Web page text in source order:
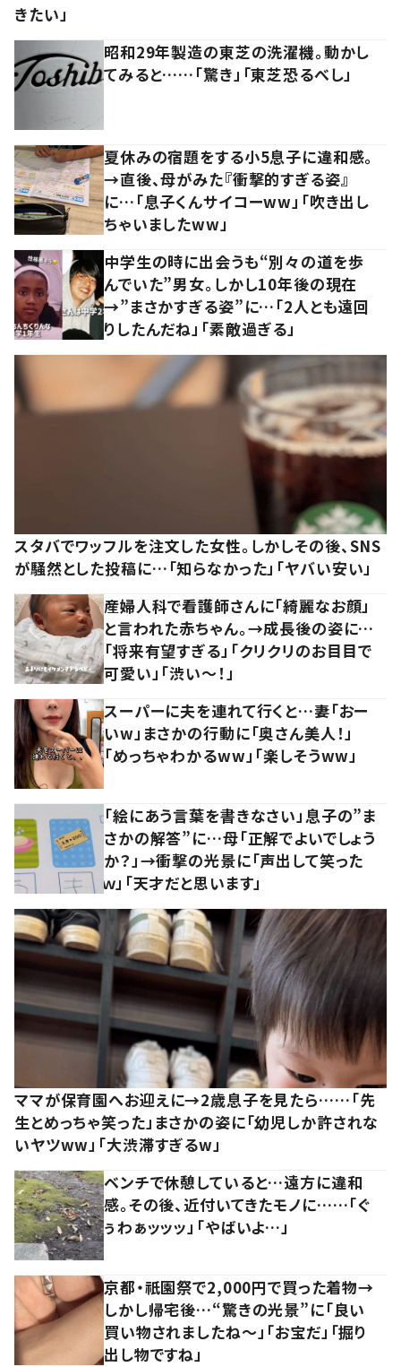
きたい」
昭和29年製造の東芝の洗濯機。動かし
てみると……「驚き」「東芝恐るべし」
夏休みの宿題をする小5息子に違和感。
→直後、母がみた『衝撃的すぎる姿』
に…「息子くんサイコーww」「吹き出し
ちゃいましたww」
中学生の時に出会うも“別々の道を歩
んでいた”男女。しかし10年後の現在
→”まさかすぎる姿”に…「2人とも遠回
りしたんだね」「素敵過ぎる」
スタバでワッフルを注文した女性。しかしその後、SNS
が騒然とした投稿に…「知らなかった」「ヤバい安い」
産婦人科で看護師さんに「綺麗なお顔」
と言われた赤ちゃん。→成長後の姿に…
「将来有望すぎる」「クリクリのお目目で
可愛い」「渋い～！」
スーパーに夫を連れて行くと…妻「おー
いw」まさかの行動に「奥さん美人！」
「めっちゃわかるww」「楽しそうww」
「絵にあう言葉を書きなさい」息子の”ま
さかの解答”に…母「正解でよいでしょう
か？」→衝撃の光景に「声出して笑った
ｗ」「天才だと思います」
ママが保育園へお迎えに→2歳息子を見たら……「先
生とめっちゃ笑った」まさかの姿に「幼児しか許されな
いヤツww」「大渋滞すぎるw」
ベンチで休憩していると…遠方に違和
感。その後、近付いてきたモノに……「ぐ
ぅわぁッッッ」「やばいよ…」
京都・祇園祭で2,000円で買った着物→
しかし帰宅後…“驚きの光景”に「良い
買い物されましたね～」「お宝だ」「掘り
出し物ですね」